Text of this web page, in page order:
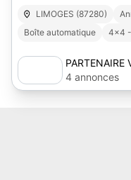
LIMOGES (87280)
Boîte automatique
4x4
PARTENAIRE
AUTOMOBILE
4 annonces